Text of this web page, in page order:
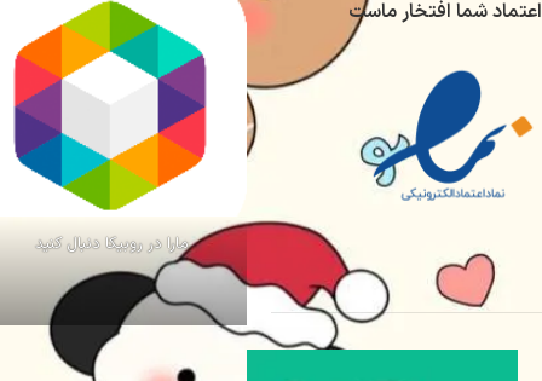
اعتماد شما افتخار ماست
مارا در روبیکا دنبال کنید